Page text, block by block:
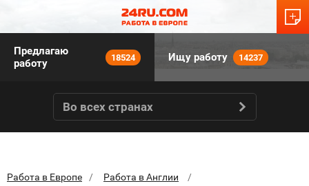
Предлагаю
работу
18524 Ищу работу 14237
Во всех странах
Работа в Европе
Работа в Англии